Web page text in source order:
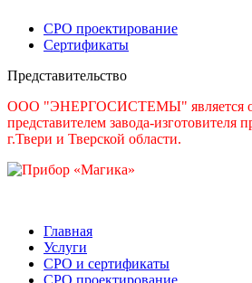
СРО проектирование
Сертификаты
Представительство
ООО "ЭНЕРГОСИСТЕМЫ" является
представителем завода-
г.Твери и Тверской области.
Главная
Услуги
СРО и сертификаты
СРО проектирование